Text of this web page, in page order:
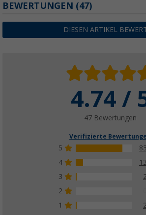
Lilie
77,99€
Lilie WeißGELB
(21)
ab8,99€
Lilie WeißGELB
BEWERTUNGEN (47)
DIESEN ARTIKEL
4.74 /
47 Bewertungen
Verifizierte
5
4
3
2
1